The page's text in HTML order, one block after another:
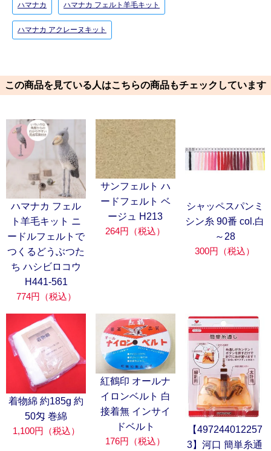
ハマナカ ハマナカ フェルト羊毛キット
ハマナカ アクレーヌキット
この商品を見ている人はこちらの商品もチェックしています
ハマナカ フェル
ト羊毛キット ニ
ードルフェルトで
つくるどうぶつた
ち ハシビロコウ
H441-561
774円（税込）
サンフェルト ハ
ードフェルト ベ
ージュ H213
264円（税込）
シャッペスパンミ
シン糸 90番 col.白
～28
300円（税込）
着物綿 約185g 約
50匁 巻綿
1,100円（税込）
紅鶴印 オールナ
イロンベルト 白
接着無 インサイ
ドベルト
176円（税込）
【497244012257
3】河口 簡単糸通